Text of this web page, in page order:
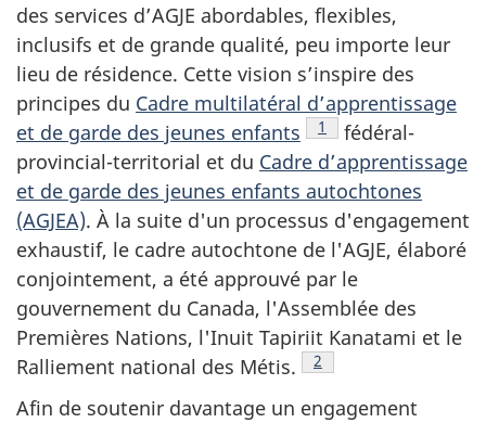
des services d’AGJE abordables, flexibles,
inclusifs et de grande qualité, peu importe leur
lieu de résidence. Cette vision s’inspire des
principes du Cadre multilatéral d’apprentissage
et de garde des jeunes enfants
Note de bas de page
1
fédéral-
provincial-territorial et du Cadre d’apprentissage
et de garde des jeunes enfants autochtones
(AGJEA). À la suite d'un processus d'engagement
exhaustif, le cadre autochtone de l'AGJE, élaboré
conjointement, a été approuvé par le
gouvernement du Canada, l'Assemblée des
Premières Nations, l'Inuit Tapiriit Kanatami et le
Ralliement national des Métis.
Note de bas de page
2
Afin de soutenir davantage un engagement